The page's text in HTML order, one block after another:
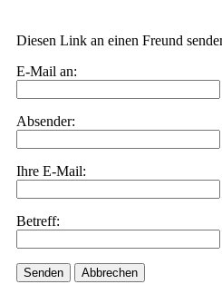
Diesen Link an einen Freund
E-Mail an:
Absender:
Ihre E-Mail:
Betreff:
Senden Abbrechen